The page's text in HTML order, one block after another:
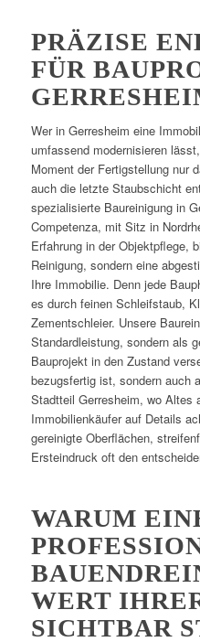
PRÄZISE
FÜR
Wer in Gerresheim eine
umfassend modernisieren
Moment der Fertigstellung nur
auch die letzte Staubschicht
spezialisierte Baureinigung in
Competenza, mit Sitz in
Erfahrung in der Objektpflege,
Reinigung, sondern eine
Ihre Immobilie. Denn jede
es durch feinen Schleifstaub,
Zementschleier. Unsere
Standardleistung, sondern als
Bauprojekt in den Zustand
bezugsfertig ist, sondern auch
Stadtteil Gerresheim, wo Altes
Immobilienkäufer auf Details
gereinigte Oberflächen,
Ersteindruck oft den
WARUM
WERT
SICHTBAR